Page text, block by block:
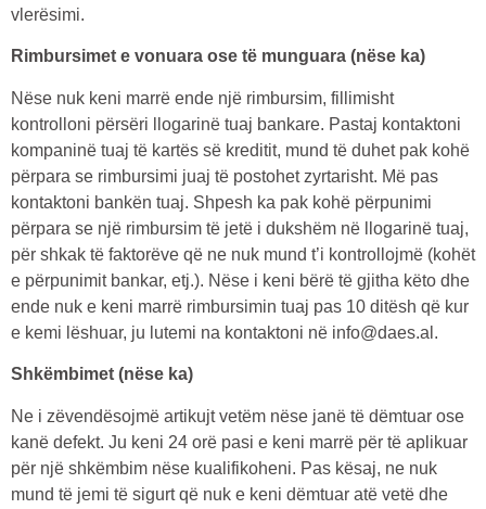
vlerësimi.
Rimbursimet e vonuara ose të munguara (nëse ka)
Nëse nuk keni marrë ende një rimbursim, fillimisht
kontrolloni përsëri llogarinë tuaj bankare. Pastaj kontaktoni
kompaninë tuaj të kartës së kreditit, mund të duhet pak kohë
përpara se rimbursimi juaj të postohet zyrtarisht. Më pas
kontaktoni bankën tuaj. Shpesh ka pak kohë përpunimi
përpara se një rimbursim të jetë i dukshëm në llogarinë tuaj,
për shkak të faktorëve që ne nuk mund t’i kontrollojmë (kohët
e përpunimit bankar, etj.). Nëse i keni bërë të gjitha këto dhe
ende nuk e keni marrë rimbursimin tuaj pas 10 ditësh që kur
e kemi lëshuar, ju lutemi na kontaktoni në info@daes.al.
Shkëmbimet (nëse ka)
Ne i zëvendësojmë artikujt vetëm nëse janë të dëmtuar ose
kanë defekt. Ju keni 24 orë pasi e keni marrë për të aplikuar
për një shkëmbim nëse kualifikoheni. Pas kësaj, ne nuk
mund të jemi të sigurt që nuk e keni dëmtuar atë vetë dhe